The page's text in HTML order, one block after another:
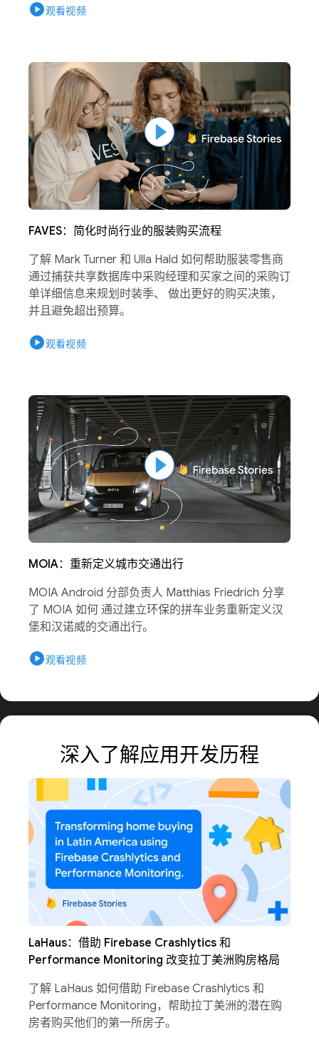
play_circle观看视频
FAVES：简化时尚行业的服装购买流程
了解 Mark Turner 和 Ulla Hald 如何帮助服装零售商
通过捕获共享数据库中采购经理和买家之间的采购订
单详细信息来规划时装季、 做出更好的购买决策，
并且避免超出预算。
play_circle观看视频
MOIA：重新定义城市交通出行
MOIA Android 分部负责人 Matthias Friedrich 分享
了 MOIA 如何 通过建立环保的拼车业务重新定义汉
堡和汉诺威的交通出行。
play_circle观看视频
深入了解应用开发历程
LaHaus：借助 Firebase Crashlytics 和
Performance Monitoring 改变拉丁美洲购房格局
了解 LaHaus 如何借助 Firebase Crashlytics 和
Performance Monitoring，帮助拉丁美洲的潜在购
房者购买他们的第一所房子。